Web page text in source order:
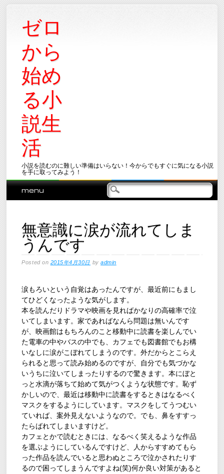
ゼロ
から
始め
る小
説生
活
小説を読むのに難しい準備はいらない！今からでもすぐに気になる小説
を手に取ってみよう！
Main menu
Skip
menu
無意識に涙が流れてしま
うんです
Posted on 2015年4月30日 byadmin
涙もろいという自覚はあったんですが、最近前にもまし
てひどくなったような気がします。
本を読んだりドラマや映画を見ればかなりの高確率で泣
いてしまいます。家であればなんら問題は無いんです
が、映画館はもちろんのこと移動中に読書を楽しんでい
た電車の中やバスの中でも、カフェでも図書館でもお構
いなしに涙がこぼれてしまうのです。外だからとこらえ
られると思って読み始めるのですが、自分でも気づかな
いうちに泣いてしまったりするので驚きます。本にぼと
っと水滴が落ちて始めて気がつくような状態です。恥ず
かしいので、最近は移動中に読書をするときはなるべく
マスクをするようにしています。マスクをしてうつむい
ていれば、案外見えないようなので。でも、鼻をすすっ
たらばれてしまいますけど。
カフェとかで読むときには、なるべく笑えるような作品
を選ぶようにしているんですけど、人からすすめてもら
った作品を読んでいると思わぬところで泣かされたりす
るので困ってしまうんですよね(笑)何か良い対策があると